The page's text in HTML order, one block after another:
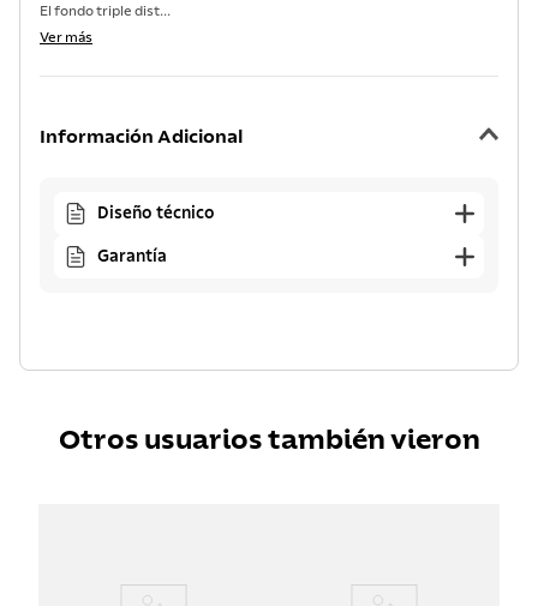
El fondo triple dist...
Ver más
Información Adicional
Diseño técnico
Garantía
Otros usuarios también vieron